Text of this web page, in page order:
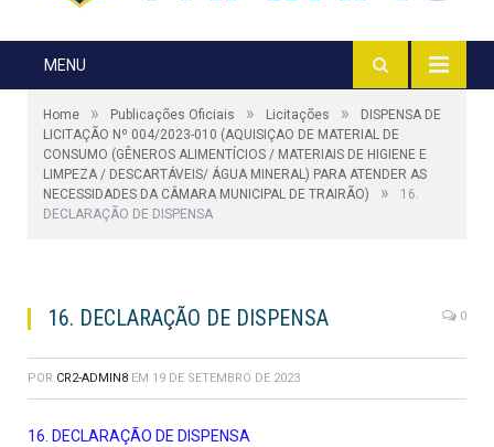
MENU
Home » Publicações Oficiais » Licitações »
DISPENSA DE
LICITAÇÃO Nº 004/2023-010 (AQUISIÇAO DE MATERIAL DE
CONSUMO (GÊNEROS ALIMENTÍCIOS / MATERIAIS DE HIGIENE E
LIMPEZA / DESCARTÁVEIS/ ÁGUA MINERAL) PARA ATENDER AS
NECESSIDADES DA CÂMARA MUNICIPAL DE TRAIRÃO)
»
16.
DECLARAÇÃO DE DISPENSA
16. DECLARAÇÃO DE DISPENSA 0
POR CR2-ADMIN8 EM 19 DE SETEMBRO DE 2023
16. DECLARAÇÃO DE DISPENSA